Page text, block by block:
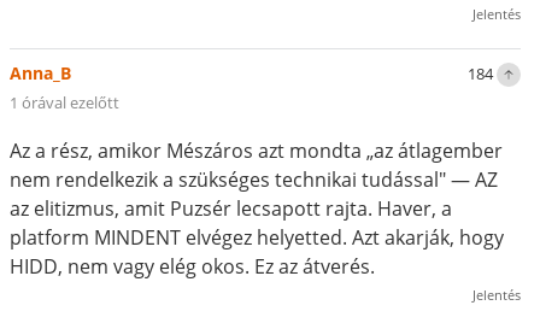
Jelentés
184
Anna_B
1 órával ezelőtt
Az a rész, amikor Mészáros azt mondta „az átlagember
nem rendelkezik a szükséges technikai tudással" — AZ
az elitizmus, amit Puzsér lecsapott rajta. Haver, a
platform MINDENT elvégez helyetted. Azt akarják, hogy
HIDD, nem vagy elég okos. Ez az átverés.
Jelentés